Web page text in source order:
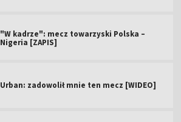
"W kadrze": mecz towarzyski Polska –
Nigeria [ZAPIS]
Urban: zadowolił mnie ten mecz [WIDEO]